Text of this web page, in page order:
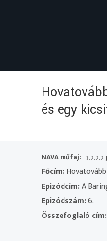
és egy
NAVA műfaj: 3.2.2.2
Főcím:
Epizódcím:A
Epizódszám:6.
Összefoglaló cím: